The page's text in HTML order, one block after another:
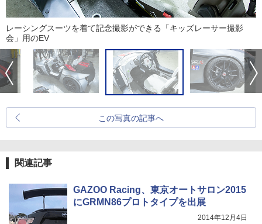
レーシングスーツを着て記念撮影ができる「キッズレーサー撮影
会」用のEV
この写真の記事へ
関連記事
GAZOO Racing、東京オートサロン2015
にGRMN86プロトタイプを出展
2014年12月4日